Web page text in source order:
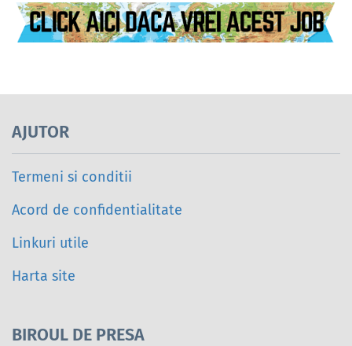
AJUTOR
Termeni si conditii
Acord de confidentialitate
Linkuri utile
Harta site
BIROUL DE PRESA